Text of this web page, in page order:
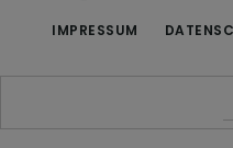
IMPRESSUM